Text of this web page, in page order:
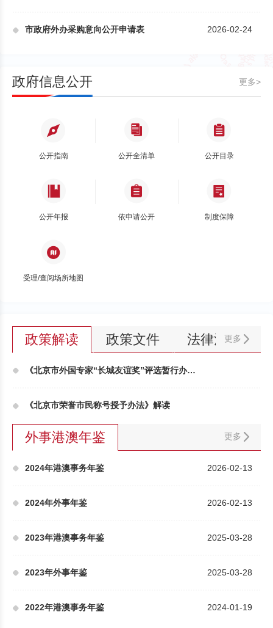
市政府外办采购意向公开申请表 2026-02-24
更多>
政府信息公开
公开指南 公开全清单 公开目录
公开年报 依申请公开 制度保障
受理/查阅场所地图
政策解读 政策文件 法律法规
更多
《北京市外国专家“长城友谊奖”评选暂行办法》解读
《北京市荣誉市民称号授予办法》解读
外事港澳年鉴 更多
2024年港澳事务年鉴 2026-02-13
2024年外事年鉴 2026-02-13
2023年港澳事务年鉴 2025-03-28
2023年外事年鉴 2025-03-28
2022年港澳事务年鉴 2024-01-19